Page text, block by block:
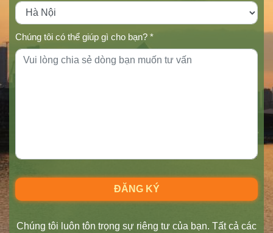
Chúng tôi có thể giúp gì cho bạn? *
Chúng tôi luôn tôn trọng sự riêng tư của bạn. Tất cả các